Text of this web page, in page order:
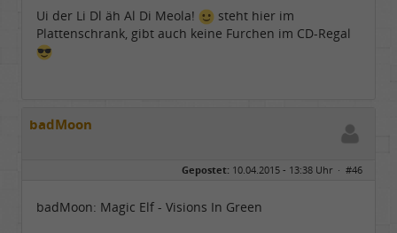
Ui der Li Dl äh Al Di Meola!
steht hier im
Plattenschrank, gibt auch keine Furchen im CD-Regal
badMoon
Gepostet: 10.04.2015 - 13:38 Uhr · #46
badMoon: Magic Elf - Visions In Green